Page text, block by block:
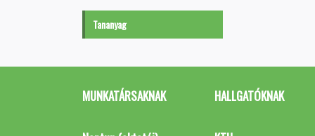
Tananyag
MUNKATÁRSAKNAK HALLGATÓKNAK